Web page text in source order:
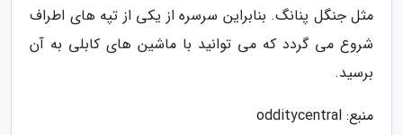
مثل جنگل پنانگ. بنابراین سرسره از یکی از تپه های اطراف
شروع می گردد که می توانید با ماشین های کابلی به آن
برسید.
منبع: odditycentral